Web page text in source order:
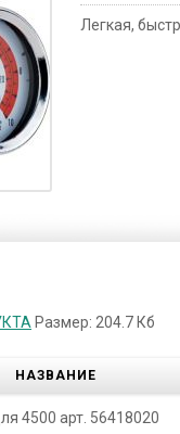
Легкая,
Размер: 204.7 Кб
НАЗВАНИЕ
4500 арт. 56418020